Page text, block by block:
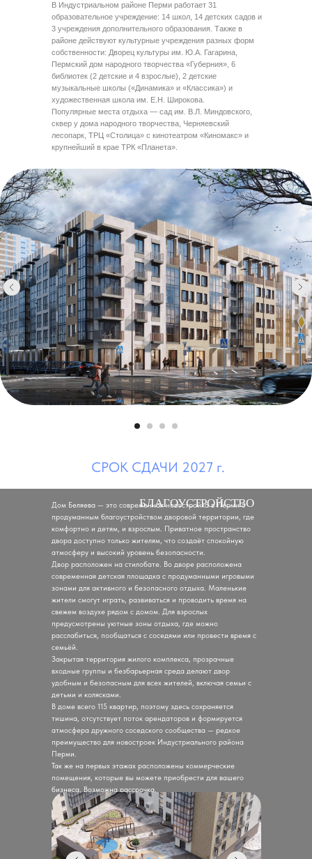
В Индустриальном районе Перми работает 31
образовательное учреждение: 14 школ, 14 детских садов и
3 учреждения дополнительного образования. Также в
районе действуют культурные учреждения разных форм
собственности: Дворец культуры им. Ю.А. Гагарина,
Пермский дом народного творчества «Губерния», 6
библиотек (2 детские и 4 взрослые), 2 детские
музыкальные школы («Динамика» и «Классика») и
художественная школа им. Е.Н. Широкова.
Популярные места отдыха — сад им. В.Л. Миндовского,
сквер у дома народного творчества, Черняевский
лесопарк, ТРЦ «Столица» с кинотеатром «Киномакс» и
крупнейший в крае ТРК «Планета».
СРОК СДАЧИ 2027 г.
Дом Беляева — это современная новостройка в Перми с
продуманным благоустройством дворовой территории, где
комфортно и детям, и взрослым. Приватное пространство
двора доступно только жителям, что создаёт спокойную
атмосферу и высокий уровень безопасности.
Двор расположен на стилобате. Во дворе расположена
современная детская площадка с продуманными игровыми
зонами для активного и безопасного отдыха. Маленькие
жители смогут играть, развиваться и проводить время на
свежем воздухе рядом с домом. Для взрослых
предусмотрены уютные зоны отдыха, где можно
расслабиться, пообщаться с соседями или провести время с
семьёй.
Закрытая территория жилого комплекса, прозрачные
входные группы и безбарьерная среда делают двор
удобным и безопасным для всех жителей, включая семьи с
детьми и колясками.
В доме всего 115 квартир, поэтому здесь сохраняется
тишина, отсутствует поток арендаторов и формируется
атмосфера дружного соседского сообщества — редкое
преимущество для новостроек Индустриального района
Перми.
Так же на первых этажах расположены коммерческие
помещения, которые вы можете приобрести для вашего
бизнеса. Возможна рассрочка.
БЛАГОУСТРОЙСТВО